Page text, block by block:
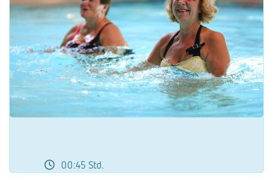
00:45 Std.